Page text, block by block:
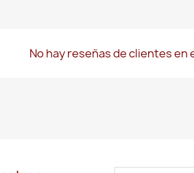
No hay reseñas de clientes en